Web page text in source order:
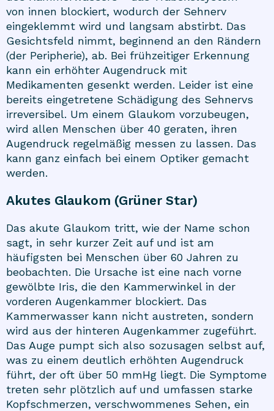
von innen blockiert, wodurch der Sehnerv
eingeklemmt wird und langsam abstirbt. Das
Gesichtsfeld nimmt, beginnend an den Rändern
(der Peripherie), ab. Bei frühzeitiger Erkennung
kann ein erhöhter Augendruck mit
Medikamenten gesenkt werden. Leider ist eine
bereits eingetretene Schädigung des Sehnervs
irreversibel. Um einem Glaukom vorzubeugen,
wird allen Menschen über 40 geraten, ihren
Augendruck regelmäßig messen zu lassen. Das
kann ganz einfach bei einem Optiker gemacht
werden.
Akutes Glaukom (Grüner Star)
Das akute Glaukom tritt, wie der Name schon
sagt, in sehr kurzer Zeit auf und ist am
häufigsten bei Menschen über 60 Jahren zu
beobachten. Die Ursache ist eine nach vorne
gewölbte Iris, die den Kammerwinkel in der
vorderen Augenkammer blockiert. Das
Kammerwasser kann nicht austreten, sondern
wird aus der hinteren Augenkammer zugeführt.
Das Auge pumpt sich also sozusagen selbst auf,
was zu einem deutlich erhöhten Augendruck
führt, der oft über 50 mmHg liegt. Die Symptome
treten sehr plötzlich auf und umfassen starke
Kopfschmerzen, verschwommenes Sehen, ein